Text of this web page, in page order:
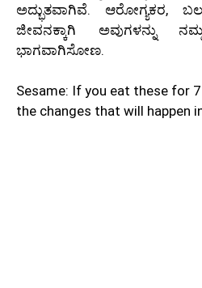
ಅದ್ಭುತವಾಗಿವೆ. ಆರೋಗ್ಯಕರ,
ಜೀವನಕ್ಕಾಗಿ ಅವುಗಳನ್ನು
ಭಾಗವಾಗಿಸೋಣ.
Sesame: If you eat these for 7
the changes that will happen